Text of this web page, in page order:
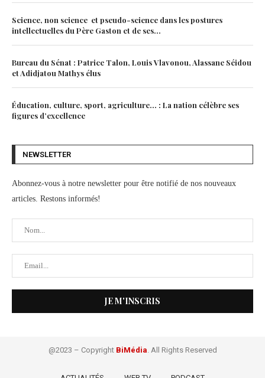
Science, non science et pseudo-science dans les postures
intellectuelles du Père Gaston et de ses...
Bureau du Sénat : Patrice Talon, Louis Vlavonou, Alassane Séidou
et Adidjatou Mathys élus
Éducation, culture, sport, agriculture… : La nation célèbre ses
figures d’excellence
NEWSLETTER
Abonnez-vous à notre newsletter pour être notifié de nos nouveaux
articles. Restons informés!
@2023 – Copyright BiMédia. All Rights Reserved